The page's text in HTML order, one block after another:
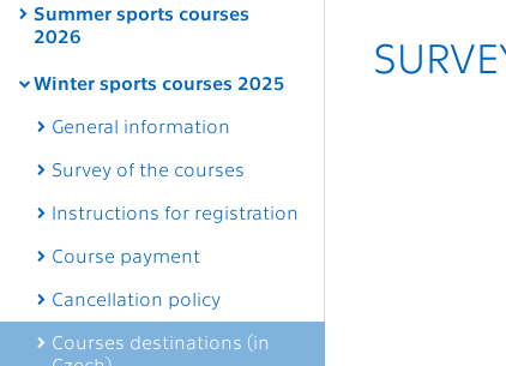
Summer sports courses
2026
Winter sports courses 2025
General information
Survey of the courses
Instructions for registration
Course payment
Cancellation policy
Courses destinations (in